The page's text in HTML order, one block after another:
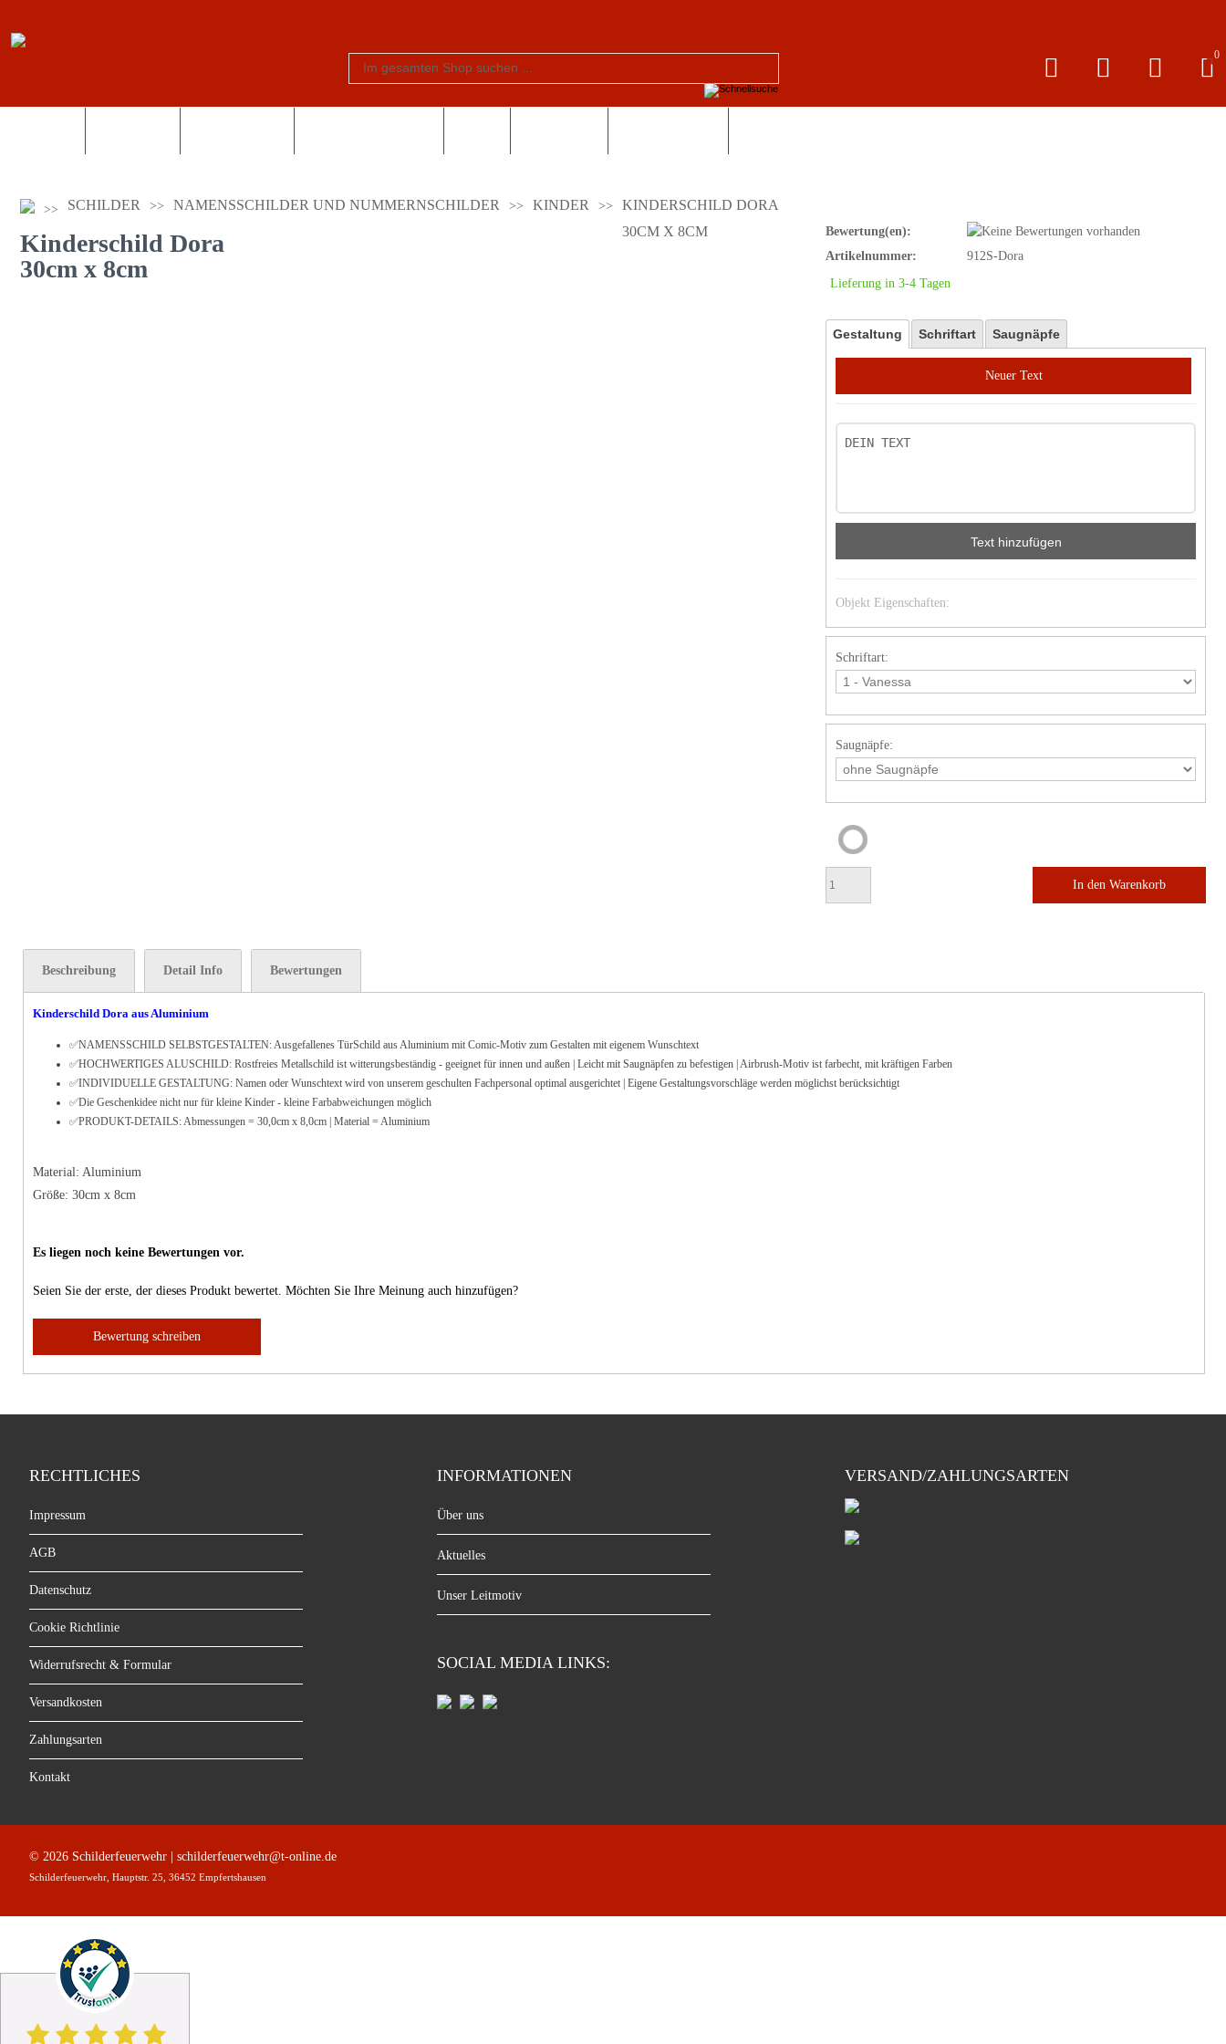
0
SCHILDER NAMENSSCHILDER UND NUMMERNSCHILDER KINDER
KINDERSCHILD DORA
30CM X 8CM
Kinderschild Dora
30cm x 8cm
Bewertung(en):
Artikelnummer:
912S-Dora
Lieferung in 3-4 Tagen
Gestaltung Schriftart Saugnäpfe
Neuer Text
Text hinzufügen
Objekt Eigenschaften:
Schriftart:
Saugnäpfe:
In den Warenkorb
Beschreibung Detail Info Bewertungen
Kinderschild Dora aus Aluminium
✅NAMENSSCHILD SELBSTGESTALTEN: Ausgefallenes TürSchild aus Aluminium mit Comic-Motiv zum Gestalten mit eigenem Wunschtext
✅HOCHWERTIGES ALUSCHILD: Rostfreies Metallschild ist witterungsbeständig - geeignet für innen und außen | Leicht mit Saugnäpfen zu befestigen | Airbrush-Motiv ist farbecht, mit kräftigen Farben
✅INDIVIDUELLE GESTALTUNG: Namen oder Wunschtext wird von unserem geschulten Fachpersonal optimal ausgerichtet | Eigene Gestaltungsvorschläge werden möglichst berücksichtigt
✅Die Geschenkidee nicht nur für kleine Kinder - kleine Farbabweichungen möglich
✅PRODUKT-DETAILS: Abmessungen = 30,0cm x 8,0cm | Material = Aluminium
Material: Aluminium
Größe: 30cm x 8cm
Es liegen noch keine Bewertungen vor.
Seien Sie der erste, der dieses Produkt bewertet. Möchten Sie Ihre Meinung auch hinzufügen?
Bewertung schreiben
© 2026 Schilderfeuerwehr | schilderfeuerwehr@t-online.de
Schilderfeuerwehr, Hauptstr. 25, 36452 Empfertshausen
RECHTLICHES
Impressum
AGB
Datenschutz
Cookie Richtlinie
Widerrufsrecht & Formular
Versandkosten
Zahlungsarten
Kontakt
INFORMATIONEN
Über uns
Aktuelles
Unser Leitmotiv
SOCIAL MEDIA LINKS:
VERSAND/ZAHLUNGSARTEN